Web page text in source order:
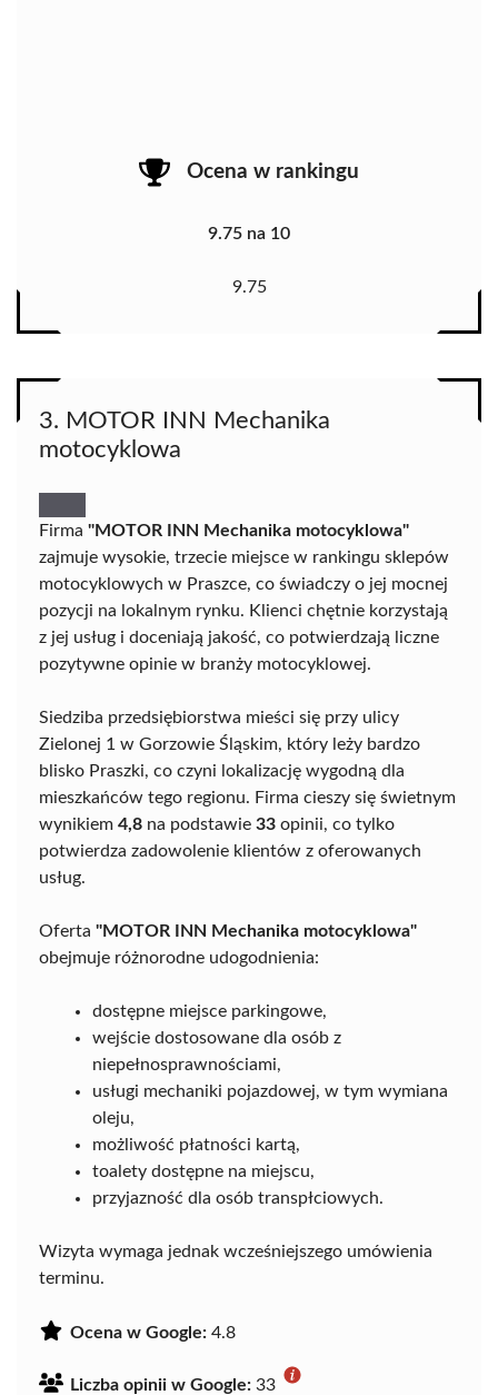
Ocena w rankingu
9.75 na 10
9.75
3. MOTOR INN Mechanika
motocyklowa
Firma "MOTOR INN Mechanika motocyklowa"
zajmuje wysokie, trzecie miejsce w rankingu sklepów
motocyklowych w Praszce, co świadczy o jej mocnej
pozycji na lokalnym rynku. Klienci chętnie korzystają
z jej usług i doceniają jakość, co potwierdzają liczne
pozytywne opinie w branży motocyklowej.
Siedziba przedsiębiorstwa mieści się przy ulicy
Zielonej 1 w Gorzowie Śląskim, który leży bardzo
blisko Praszki, co czyni lokalizację wygodną dla
mieszkańców tego regionu. Firma cieszy się świetnym
wynikiem 4,8 na podstawie 33 opinii, co tylko
potwierdza zadowolenie klientów z oferowanych
usług.
Oferta "MOTOR INN Mechanika motocyklowa"
obejmuje różnorodne udogodnienia:
dostępne miejsce parkingowe,
wejście dostosowane dla osób z
niepełnosprawnościami,
usługi mechaniki pojazdowej, w tym wymiana
oleju,
możliwość płatności kartą,
toalety dostępne na miejscu,
przyjazność dla osób transpłciowych.
Wizyta wymaga jednak wcześniejszego umówienia
terminu.
Ocena w Google: 4.8
Liczba opinii w Google: 33